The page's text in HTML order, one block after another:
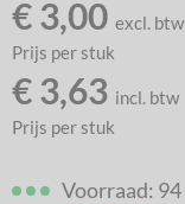
€3,00 excl. btw
Prijs per stuk
€3,63 incl. btw
Prijs per stuk
Voorraad: 94